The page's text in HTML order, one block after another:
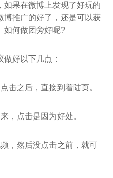
如果在微博上发现了好玩的
博推广的好了，还是可以获
如何做团旁好呢?
好以下几点：
击之后，直接到着陆页。
，点击是因为好处。
，然后没点击之前，就可